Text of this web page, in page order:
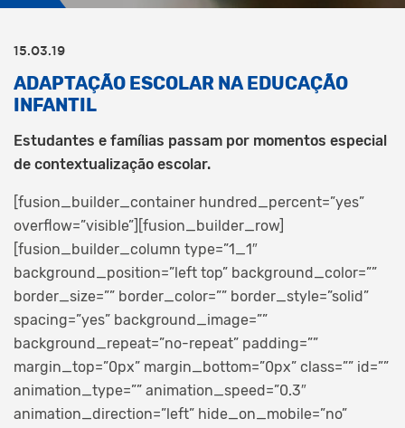
15.03.19
ADAPTAÇÃO ESCOLAR NA EDUCAÇÃO
INFANTIL
Estudantes e famílias passam por momentos especial
de contextualização escolar.
[fusion_builder_container hundred_percent=”yes”
overflow=”visible”][fusion_builder_row]
[fusion_builder_column type=”1_1″
background_position=”left top” background_color=””
border_size=”” border_color=”” border_style=”solid”
spacing=”yes” background_image=””
background_repeat=”no-repeat” padding=””
margin_top=”0px” margin_bottom=”0px” class=”” id=””
animation_type=”” animation_speed=”0.3″
animation_direction=”left” hide_on_mobile=”no”